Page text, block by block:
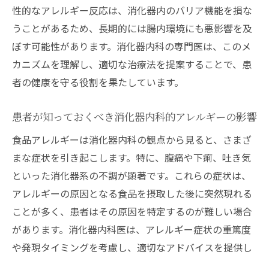
家庭での消化器内科的アレルギー管理法
アレルギー患者のための食物選択のポイン
ト
消化器内科でのアレルギー教育の重要性
体的対策
消化器内科で行うアレルギー予防策
専門医がすすめるアレルギー症状の軽減法
消化器内科的な食事制限の実施方法
アレルギーを持つ子供への消化器内科的配
慮
消化器内科でのアレルギー対策プランの作
性的なアレルギー反応は、消化器内のバリア機能を損な
うことがあるため、長期的には腸内環境にも悪影響を及
ぼす可能性があります。消化器内科の専門医は、このメ
カニズムを理解し、適切な治療法を提案することで、患
者の健康を守る役割を果たしています。
患者が知っておくべき消化器内科的アレルギーの影響
食品アレルギーは消化器内科の観点から見ると、さまざ
まな症状を引き起こします。特に、腹痛や下痢、吐き気
といった消化器系の不調が顕著です。これらの症状は、
アレルギーの原因となる食品を摂取した後に突然現れる
ことが多く、患者はその原因を特定するのが難しい場合
があります。消化器内科医は、アレルギー症状の重篤度
や発現タイミングを考慮し、適切なアドバイスを提供し